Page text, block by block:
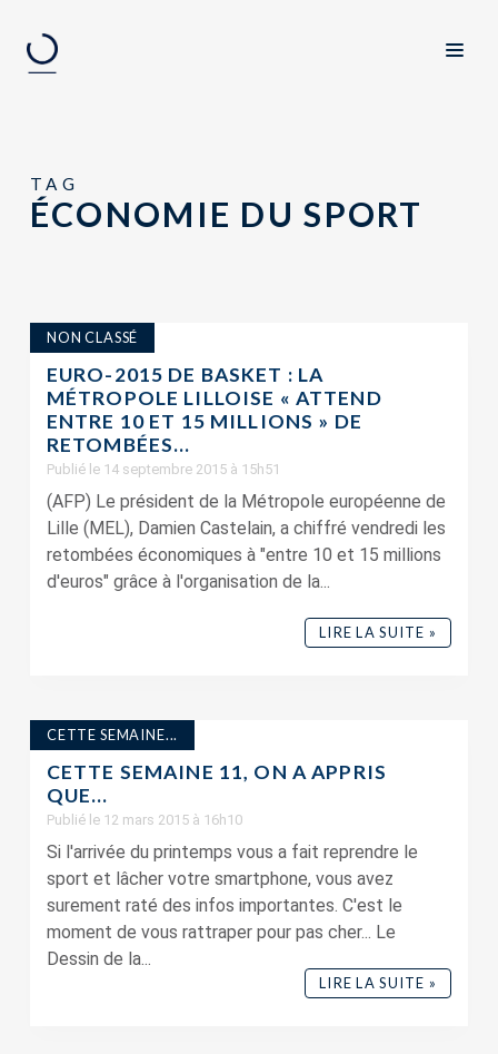
TAG
ÉCONOMIE DU SPORT
NON CLASSÉ
EURO-2015 DE BASKET : LA
MÉTROPOLE LILLOISE « ATTEND
ENTRE 10 ET 15 MILLIONS » DE
RETOMBÉES...
Publié le 14 septembre 2015 à 15h51
(AFP) Le président de la Métropole européenne de
Lille (MEL), Damien Castelain, a chiffré vendredi les
retombées économiques à "entre 10 et 15 millions
d'euros" grâce à l'organisation de la...
LIRE LA SUITE »
CETTE SEMAINE...
CETTE SEMAINE 11, ON A APPRIS
QUE…
Publié le 12 mars 2015 à 16h10
Si l'arrivée du printemps vous a fait reprendre le
sport et lâcher votre smartphone, vous avez
surement raté des infos importantes. C'est le
moment de vous rattraper pour pas cher... Le
Dessin de la...
LIRE LA SUITE »